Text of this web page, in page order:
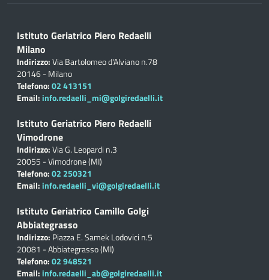
Istituto Geriatrico Piero Redaelli
Milano
Indirizzo:Via Bartolomeo d'Alviano n.78
20146 - Milano
Telefono:02 413151
Email: info.redaelli_mi@golgiredaelli.it
Istituto Geriatrico Piero Redaelli
Vimodrone
Indirizzo:Via G. Leopardi n.3
20055 - Vimodrone (MI)
Telefono:02 250321
Email: info.redaelli_vi@golgiredaelli.it
Istituto Geriatrico Camillo Golgi
Abbiategrasso
Indirizzo: Piazza E. Samek Lodovici n.5
20081 - Abbiategrasso (MI)
Telefono:02 948521
Email: info.redaelli_ab@golgiredaelli.it